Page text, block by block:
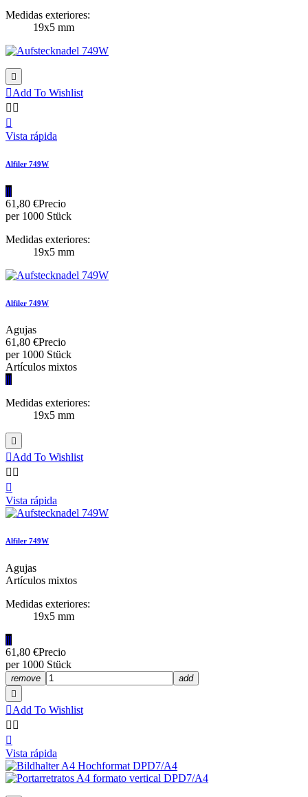
Medidas exteriores:
19x5 mm

Add To Wishlist
 

Vista rápida
Alfiler 749W
|||
61,80 €Precio
per 1000 Stück
Medidas exteriores:
19x5 mm
Alfiler 749W
Agujas
61,80 €Precio
per 1000 Stück
Artículos mixtos
Medidas exteriores:
19x5 mm

Add To Wishlist
 

Vista rápida
Alfiler 749W
Agujas
Artículos mixtos
Medidas exteriores:
19x5 mm
|||
61,80 €Precio
per 1000 Stück
remove
add

Add To Wishlist
 

Vista rápida